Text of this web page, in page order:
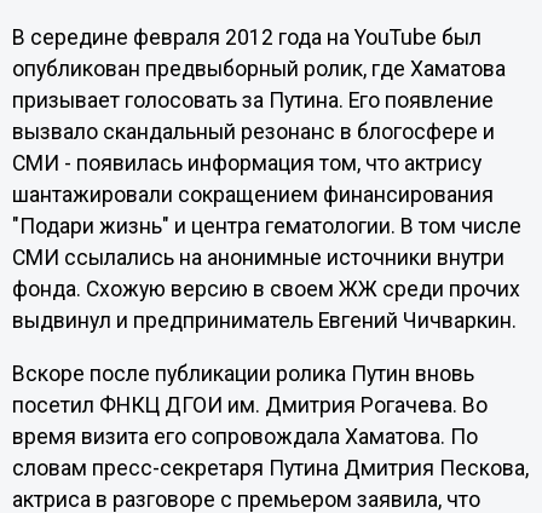
В середине февраля 2012 года на YouTube был
опубликован предвыборный ролик, где Хаматова
призывает голосовать за Путина. Его появление
вызвало скандальный резонанс в блогосфере и
СМИ - появилась информация том, что актрису
шантажировали сокращением финансирования
"Подари жизнь" и центра гематологии. В том числе
СМИ ссылались на анонимные источники внутри
фонда. Схожую версию в своем ЖЖ среди прочих
выдвинул и предприниматель Евгений Чичваркин.
Вскоре после публикации ролика Путин вновь
посетил ФНКЦ ДГОИ им. Дмитрия Рогачева. Во
время визита его сопровождала Хаматова. По
словам пресс-секретаря Путина Дмитрия Пескова,
актриса в разговоре с премьером заявила, что